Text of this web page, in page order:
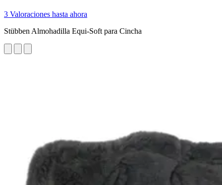
3 Valoraciones hasta ahora
Stübben Almohadilla Equi-Soft para Cincha